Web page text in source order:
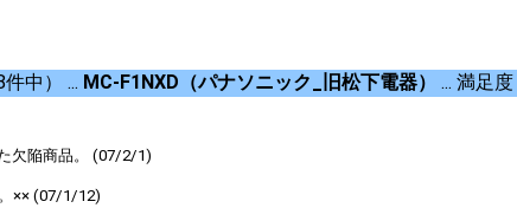
件中） ... MC-F1NXD（パナソニック_旧松下電器） ... 満足
欠陥商品。 (07/2/1)
×× (07/1/12)